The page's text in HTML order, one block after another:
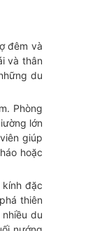
đêm và
và thân
du
Phòng
lớn
giúp
hoặc
đặc
thiên
du